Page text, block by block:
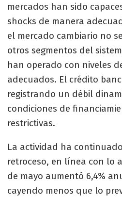
mercados han sido
shocks de manera
el mercado cambiario no
otros segmentos del
han operado con niveles
adecuados. El crédito
registrando un débil
condiciones de
restrictivas.
La actividad ha
retroceso, en línea con lo
de mayo aumentó 6,4%
cayendo menos que lo